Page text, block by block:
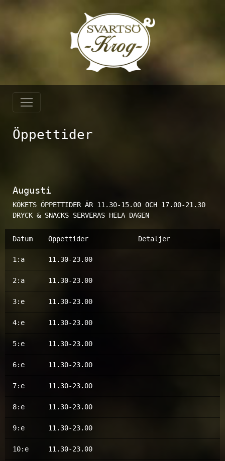
Öppettider
Augusti
KÖKETS ÖPPETTIDER ÄR 11.30-15.00 OCH 17.00-21.30
DRYCK & SNACKS SERVERAS HELA DAGEN
Datum Öppettider Detaljer
1:a 11.30-23.00
2:a 11.30-23.00
3:e 11.30-23.00
4:e 11.30-23.00
5:e 11.30-23.00
6:e 11.30-23.00
7:e 11.30-23.00
8:e 11.30-23.00
9:e 11.30-23.00
10:e 11.30-23.00